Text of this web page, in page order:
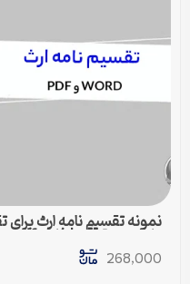
نمونه تقسیم نامه ارث برای
کامل و حقوقی | فایل pdf و ورد
268,000